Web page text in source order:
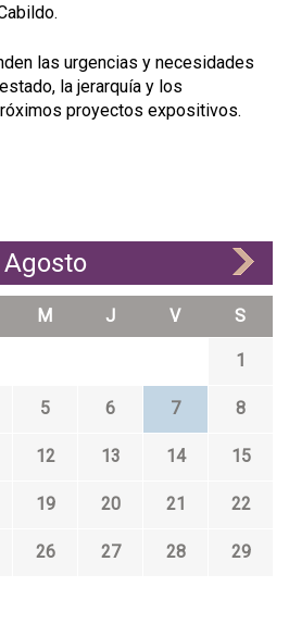
las urgencias y necesidades
la jerarquía y los
proyectos expositivos.
Agosto
M J V S
1
5 6 7 8
12 13 14 15
19 20 21 22
26 27 28 29